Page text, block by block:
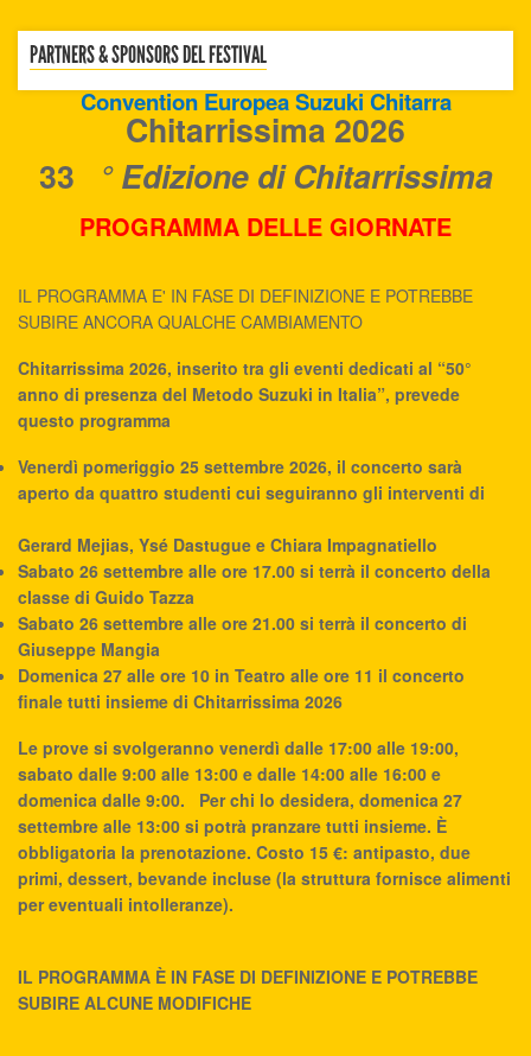
PARTNERS & SPONSORS DEL FESTIVAL
Convention Europea Suzuki Chitarra
Chitarrissima 2026
33
° Edizione di Chitarrissima
PROGRAMMA DELLE GIORNATE
IL PROGRAMMA E' IN FASE DI DEFINIZIONE E POTREBBE
SUBIRE ANCORA QUALCHE CAMBIAMENTO
Chitarrissima 2026, inserito tra gli eventi dedicati al “50°
anno di presenza del Metodo Suzuki in Italia”, prevede
questo programma
Venerdì pomeriggio 25 settembre 2026, il concerto sarà
aperto da quattro studenti cui seguiranno gli interventi di
Gerard Mejias, Ysé Dastugue e Chiara Impagnatiello
Sabato 26 settembre alle ore 17.00 si terrà il concerto della
classe di Guido Tazza
Sabato 26 settembre alle ore 21.00 si terrà il concerto di
Giuseppe Mangia
Domenica 27 alle ore 10 in Teatro alle ore 11 il concerto
finale tutti insieme di Chitarrissima 2026
Le prove si svolgeranno venerdì dalle 17:00 alle 19:00,
sabato dalle 9:00 alle 13:00 e dalle 14:00 alle 16:00 e
domenica dalle 9:00. Per chi lo desidera, domenica 27
settembre alle 13:00 si potrà pranzare tutti insieme. È
obbligatoria la prenotazione. Costo 15 €: antipasto, due
primi, dessert, bevande incluse (la struttura fornisce alimenti
per eventuali intolleranze).
IL PROGRAMMA È IN FASE DI DEFINIZIONE E POTREBBE
SUBIRE ALCUNE MODIFICHE